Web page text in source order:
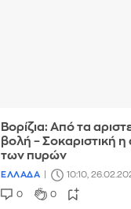
Βορίζια: Από τα
βολή – Σοκαριστική
των πυρών
ΕΛΛΑΔΑ 10:10,
0 0